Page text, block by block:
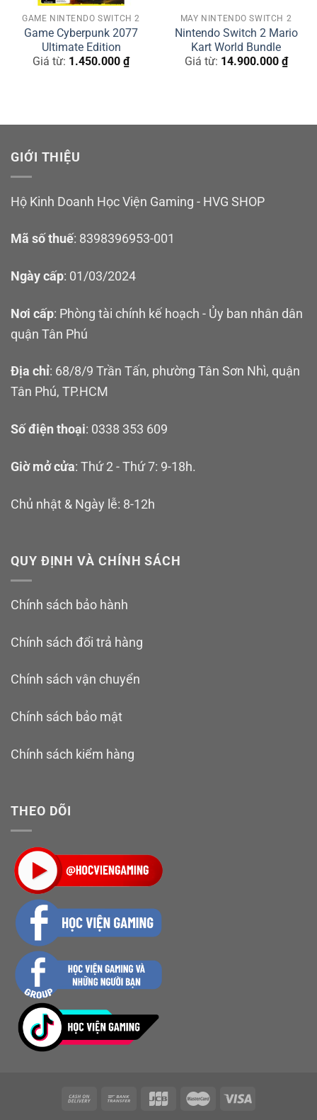
luận:www.facebook.com/groups/hocviengaming/
TikTok:https://www.tiktok.com/@hocviengaming
Email công việc, quảng
GAME NINTENDO SWITCH 2
Game Cyberpunk 2077
Ultimate Edition
Giá từ: 1.450.000 ₫
MÁY NINTENDO SWITCH 2
Nintendo Switch 2 Mario
Kart World Bundle
Giá từ: 14.900.000 ₫
GIỚI THIỆU
Hộ Kinh Doanh Học Viện Gaming - HVG SHOP
Mã số thuế: 8398396953-001
Ngày cấp: 01/03/2024
Nơi cấp: Phòng tài chính kế hoạch - Ủy ban nhân dân
quận Tân Phú
Địa chỉ: 68/8/9 Trần Tấn, phường Tân Sơn Nhì, quận
Tân Phú, TP.HCM
Số điện thoại: 0338 353 609
Giờ mở cửa: Thứ 2 - Thứ 7: 9-18h.
Chủ nhật & Ngày lễ: 8-12h
QUY ĐỊNH VÀ CHÍNH SÁCH
Chính sách bảo hành
Chính sách đổi trả hàng
Chính sách vận chuyển
Chính sách bảo mật
Chính sách kiểm hàng
THEO DÕI